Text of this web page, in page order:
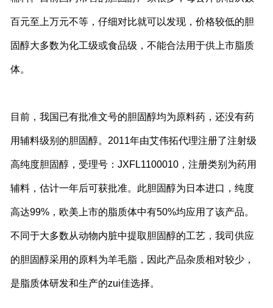
百元至上万元不等，仔细对比就可以发现，价格较低的胆
固醇大多数为化工级或食品级，不能合法用于供上市脂质
体。
目前，我国已有批准文号的胆固醇均为原料药，还没有药
用辅料级别的胆固醇。2011年由艾伟拓代理注册了注射级
高纯度胆固醇，受理号：JXFL1100010，注册类别为药用
辅料，估计一年后可获批准。此胆固醇为日本进口，纯度
高达99%，欧美上市的脂质体中有50%均应用了该产品。
不同于大多数从动物内脏中提取胆固醇的工艺，我司供应
的胆固醇采用的原料为羊毛脂，因此产品杂质相对较少，
是脂质体研发和生产的zui佳选择。